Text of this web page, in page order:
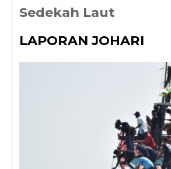
Sedekah Laut
LAPORAN JOHARI